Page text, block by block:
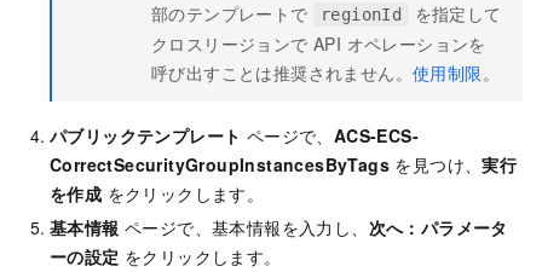
部のテンプレートで
regionId
を指定して
クロスリージョンで API オペレーションを
呼び出すことは推奨されません。 使用制限。
パブリックテンプレート ページで、 ACS-ECS-
CorrectSecurityGroupInstancesByTags を見つけ、実行
を作成 をクリックします。
基本情報 ページで、基本情報を入力し、 次へ：パラメータ
ーの設定 をクリックします。